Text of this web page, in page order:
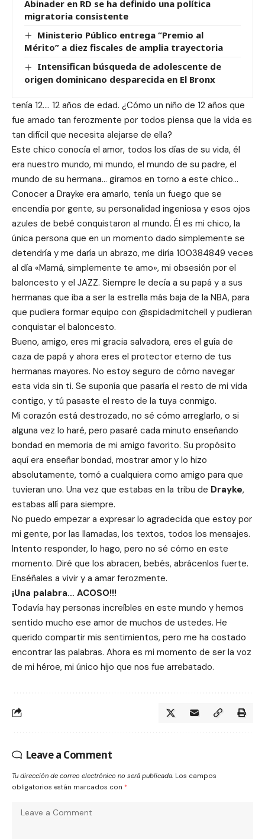
Abinader en RD se ha definido una política
migratoria consistente
Ministerio Público entrega “Premio al
Mérito” a diez fiscales de amplia trayectoria
Intensifican búsqueda de adolescente de
origen dominicano desparecida en El Bronx
tenía 12…. 12 años de edad. ¿Cómo un niño de 12 años que
fue amado tan ferozmente por todos piensa que la vida es
tan difícil que necesita alejarse de ella?
Este chico conocía el amor, todos los días de su vida, él
era nuestro mundo, mi mundo, el mundo de su padre, el
mundo de su hermana… giramos en torno a este chico…
Conocer a Drayke era amarlo, tenía un fuego que se
encendía por gente, su personalidad ingeniosa y esos ojos
azules de bebé conquistaron al mundo. Él es mi chico, la
única persona que en un momento dado simplemente se
detendría y me daría un abrazo, me diría 100384849 veces
al día «Mamá, simplemente te amo», mi obsesión por el
baloncesto y el JAZZ. Siempre le decía a su papá y a sus
hermanas que iba a ser la estrella más baja de la NBA, para
que pudiera formar equipo con @spidadmitchell y pudieran
conquistar el baloncesto.
Bueno, amigo, eres mi gracia salvadora, eres el guía de
caza de papá y ahora eres el protector eterno de tus
hermanas mayores. No estoy seguro de cómo navegar
esta vida sin ti. Se suponía que pasaría el resto de mi vida
contigo, y tú pasaste el resto de la tuya conmigo.
Mi corazón está destrozado, no sé cómo arreglarlo, o si
alguna vez lo haré, pero pasaré cada minuto enseñando
bondad en memoria de mi amigo favorito. Su propósito
aquí era enseñar bondad, mostrar amor y lo hizo
absolutamente, tomó a cualquiera como amigo para que
tuvieran uno. Una vez que estabas en la tribu de Drayke,
estabas allí para siempre.
No puedo empezar a expresar lo agradecida que estoy por
mi gente, por las llamadas, los textos, todos los mensajes.
Intento responder, lo hago, pero no sé cómo en este
momento. Diré que los abracen, bebés, abrácenlos fuerte.
Enséñales a vivir y a amar ferozmente.
¡Una palabra… ACOSO!!!
Todavía hay personas increíbles en este mundo y hemos
sentido mucho ese amor de muchos de ustedes. He
querido compartir mis sentimientos, pero me ha costado
encontrar las palabras. Ahora es mi momento de ser la voz
de mi héroe, mi único hijo que nos fue arrebatado.
Leave a Comment
Tu dirección de correo electrónico no será publicada. Los campos
obligatorios están marcados con *